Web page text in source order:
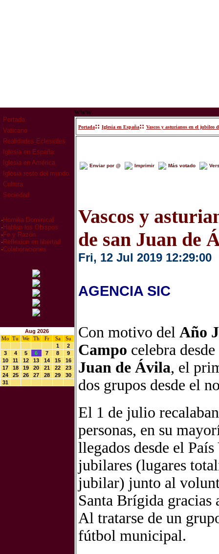
Portada
Vaticano
Realidades Eclesiales
Iglesia en España
Iglesia en América
Iglesia resto del mundo
Cultura
Sociedad
· Homilia Dominical
· Hablan los Obispos
· Fe y Razón
· Reflexion en libertad
·Colaboraciones
Aug 2026
Mo
Tu We Th Fr Sa
Su
1
2
3
4 5 6 7 8
9
10
11 12 13 14 15
16
17
18 19 20 21 22
23
24
25 26 27 28 29
30
31
www
Portada:: Iglesia en España:: Vascos y asturianos en el jubileo
Enviar por @ Imprimir Más votado
Vascos y
de san Juan de
Fri, 12 Jul 2019 12:29:00
AGENCIA SIC
Con motivo del Año
Campo celebra
Juan de Ávila, el
dos grupos desde el
El 1 de julio
personas, en su
llegados desde el
jubilares (lugares
jubilar) junto al
Santa Brígida gracias
Al tratarse de un
fútbol municipal.